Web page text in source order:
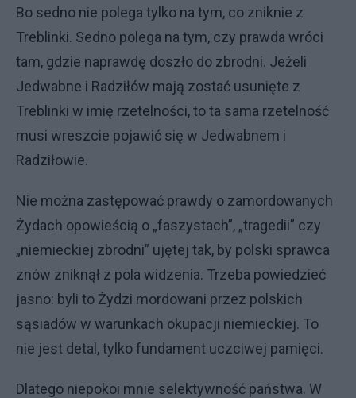
Bo sedno nie polega tylko na tym, co zniknie z
Treblinki. Sedno polega na tym, czy prawda wróci
tam, gdzie naprawdę doszło do zbrodni. Jeżeli
Jedwabne i Radziłów mają zostać usunięte z
Treblinki w imię rzetelności, to ta sama rzetelność
musi wreszcie pojawić się w Jedwabnem i
Radziłowie.
Nie można zastępować prawdy o zamordowanych
Żydach opowieścią o „faszystach”, „tragedii” czy
„niemieckiej zbrodni” ujętej tak, by polski sprawca
znów zniknął z pola widzenia. Trzeba powiedzieć
jasno: byli to Żydzi mordowani przez polskich
sąsiadów w warunkach okupacji niemieckiej. To
nie jest detal, tylko fundament uczciwej pamięci.
Dlatego niepokoi mnie selektywność państwa. W